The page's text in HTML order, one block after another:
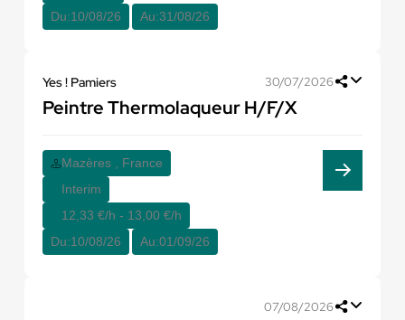
Du:10/08/26 Au:31/08/26
Yes ! Pamiers 30/07/2026
Peintre Thermolaqueur H/F/X
Mazères , France
Interim
12,33 €/h - 13,00 €/h
Du:10/08/26 Au:01/09/26
07/08/2026